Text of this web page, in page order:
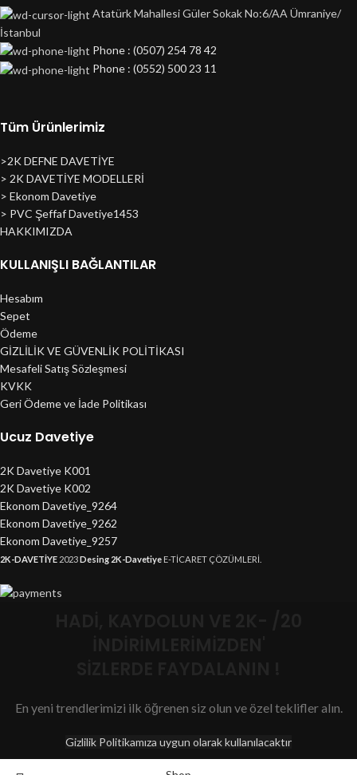
Atatürk Mahallesi Güler Sokak No:6/AA Ümraniye/
İstanbul
Phone : (0507) 254 78 42
Phone : (0552) 500 23 11
Tüm Ürünlerimiz
>2K DEFNE DAVETİYE
> 2K DAVETİYE MODELLERİ
> Ekonom Davetiye
> PVC Şeffaf Davetiye1453
HAKKIMIZDA
KULLANIŞLI BAĞLANTILAR
Hesabım
Sepet
Ödeme
GİZLİLİK VE GÜVENLİK POLİTİKASI
Mesafeli Satış Sözleşmesi
KVKK
Geri Ödeme ve İade Politikası
Ucuz Davetiye
2K Davetiye K001
2K Davetiye K002
Ekonom Davetiye_9264
Ekonom Davetiye_9262
Ekonom Davetiye_9257
2K-DAVETİYE 2023Desing 2K-Davetiye E-TİCARET ÇÖZÜMLERİ.
En yeni trendlerimizi ilk öğrenen siz olun ve özel teklifler alın.
Gizlilik Politikamıza uygun olarak kullanılacaktır